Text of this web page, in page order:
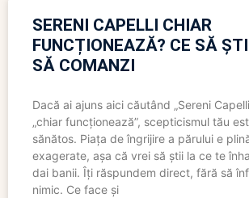
SERENI CAPELLI CHIAR
FUNCȚIONEAZĂ? CE SĂ
SĂ COMANZI
Dacă ai ajuns aici căutând „Sereni
„chiar funcționează”, scepticismul tău
sănătos. Piața de îngrijire a părului e
exagerate, așa că vrei să știi la ce te
dai banii. Îți răspundem direct, fără să
nimic. Ce face și